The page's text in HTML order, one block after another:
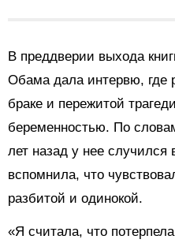
В преддверии выхода
Обама дала интервю, где
браке и пережитой
беременностью. По
лет назад у нее
вспомнила, что
разбитой и одинокой.
«Я считала, что